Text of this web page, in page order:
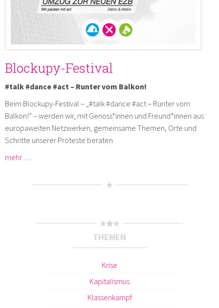
Blockupy-Festival
#talk #dance #act – Runter vom Balkon!
Beim Blockupy-Festival – „#talk #dance #act – Runter vom
Balkon!” – werden wir, mit Genoss*innen und Freund*innen aus
europaweiten Netzwerken, gemeinsame Themen, Orte und
Schritte unserer Proteste beraten
mehr …
THEMEN
Krise
Kapitalismus
Klassenkampf